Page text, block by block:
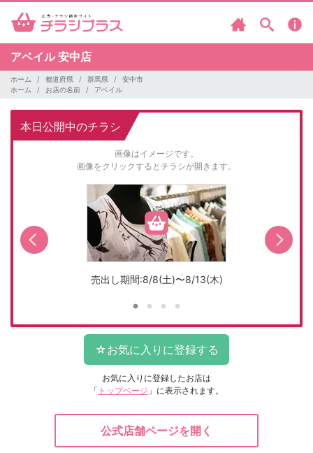
アベイル安中店
ホーム 都道府県 群馬県
安中市
ホーム
お店の名前 アベイル
本日公開中のチラシ
画像はイメージです。
画像をクリックするとチラシが開きます。
売出し期間:8/8(土)〜8/13(木)
お気に入りに登録したお店は
「 トップページ 」に表示されます。
公式店舗ページを開く